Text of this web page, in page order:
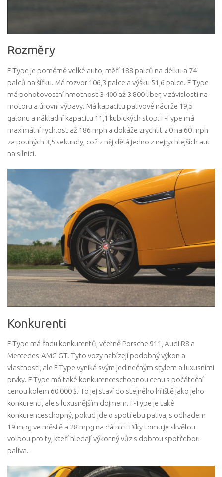
Rozměry
F-Type je poměrně velké auto, měří 188 palců na délku a 74
palců na šířku. Má rozvor 106,3 palce a výšku 51,6 palce. F-Type
má pohotovostní hmotnost 3 400 až 3 800 liber, v závislosti na
motoru a úrovni výbavy. Má kapacitu palivové nádrže 19,5
galonu a nákladní kapacitu 11,1 kubických stop. F-Type má
maximální rychlost až 186 mph a dokáže zrychlit z 0 na 60 mph
za pouhých 3,5 sekundy, což z něj dělá jedno z nejrychlejších aut
na silnici.
Konkurenti
F-Type má řadu konkurentů, včetně Porsche 911, Audi R8 a
Mercedes-AMG GT. Tyto vozy nabízejí podobný výkon a
vlastnosti, ale F-Type vyniká svým jedinečným stylem a luxusními
prvky. F-Type má také konkurenceschopnou cenu s počáteční
cenou kolem 60 000 $. To jej staví do stejného hřiště jako jeho
konkurenti, ale s luxusnějším dojmem. F-Type je také
konkurenceschopný, pokud jde o spotřebu paliva, s odhadem
19 mpg ve městě a 28 mpg na dálnici. Díky tomu je skvělou
volbou pro ty, kteří hledají výkonný vůz s dobrou spotřebou
paliva.